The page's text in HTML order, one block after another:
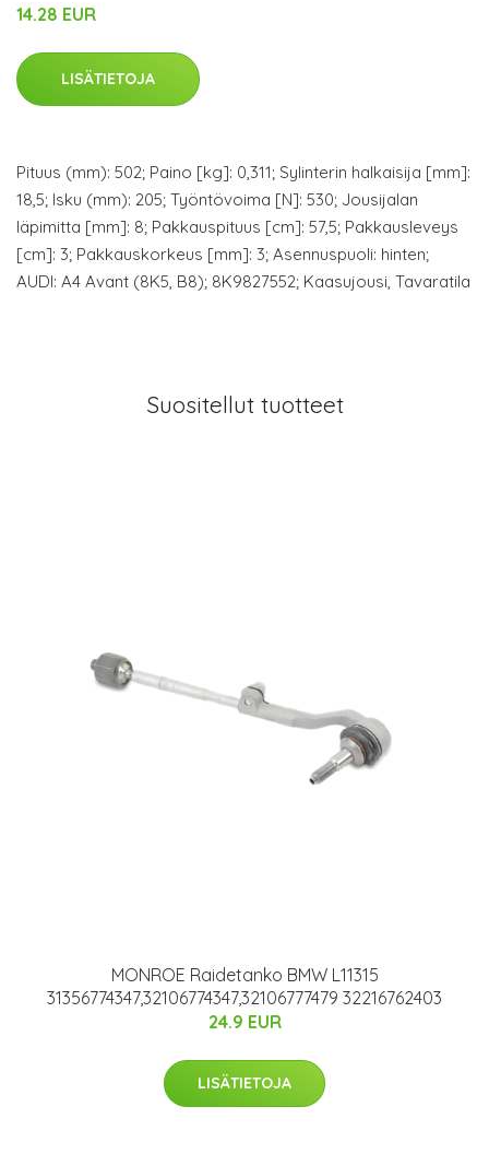
14.28 EUR
LISÄTIETOJA
Pituus (mm): 502; Paino [kg]: 0,311; Sylinterin halkaisija [mm]:
18,5; Isku (mm): 205; Työntövoima [N]: 530; Jousijalan
läpimitta [mm]: 8; Pakkauspituus [cm]: 57,5; Pakkausleveys
[cm]: 3; Pakkauskorkeus [mm]: 3; Asennuspuoli: hinten;
AUDI: A4 Avant (8K5, B8); 8K9827552; Kaasujousi, Tavaratila
Suositellut tuotteet
MONROE Raidetanko BMW L11315
31356774347,32106774347,32106777479 32216762403
24.9 EUR
LISÄTIETOJA